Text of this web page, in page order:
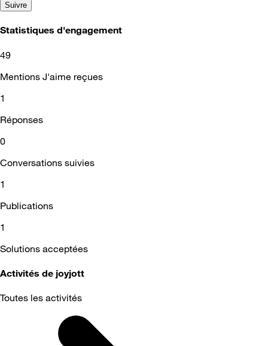
Suivre
Statistiques d'engagement
49
Mentions J'aime reçues
1
Réponses
0
Conversations suivies
1
Publications
1
Solutions acceptées
Activités de joyjott
Toutes les activités